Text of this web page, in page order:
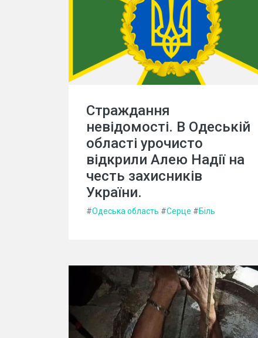
Страждання
невідомості. В Одеській
області урочисто
відкрили Алею Надії на
честь захисників
України.
#Одеська область #Серце #Біль